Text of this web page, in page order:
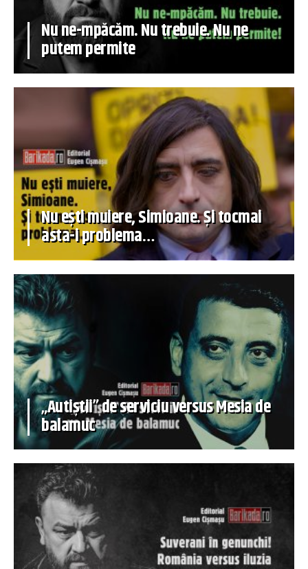
Nu ne-mpăcăm. Nu trebuie. Nu ne
putem permite
Nu ești muiere, Simioane. Și tocmai
asta-i problema…
„Autiștii” de serviciu versus Mesia de
balamuc